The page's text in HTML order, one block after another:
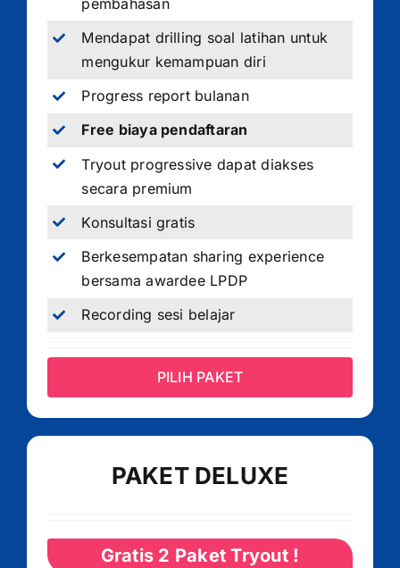
Mendapat drilling soal latihan untuk
mengukur kemampuan diri
Progress report bulanan
Free biaya pendaftaran
Tryout progressive dapat diakses
secara premium
Konsultasi gratis
Berkesempatan sharing experience
bersama awardee LPDP
Recording sesi belajar
PILIH PAKET
PAKET DELUXE
Gratis 2 Paket Tryout !